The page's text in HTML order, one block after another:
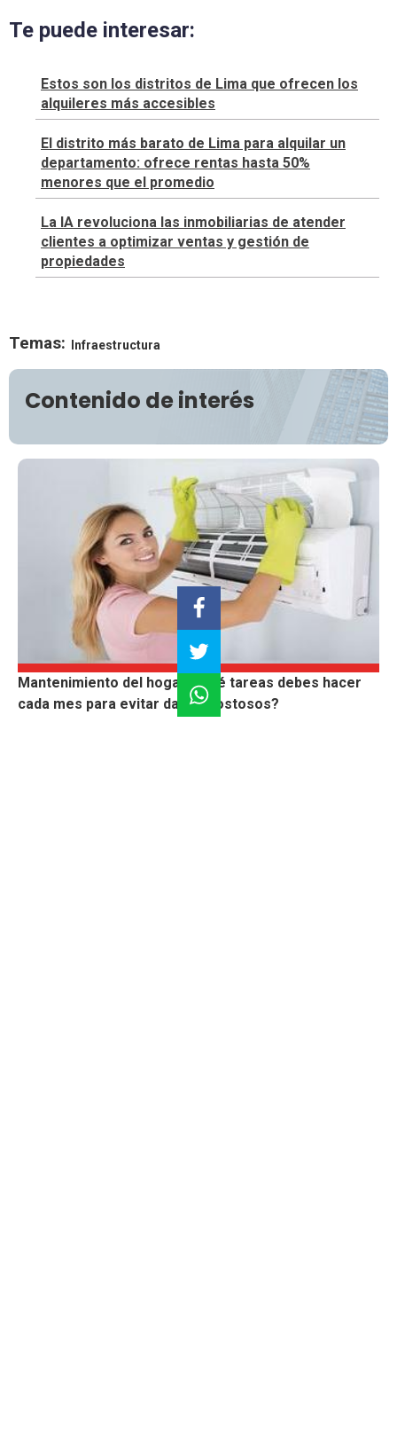
Te puede interesar:
Estos son los distritos de Lima que ofrecen los
alquileres más accesibles
El distrito más barato de Lima para alquilar un
departamento: ofrece rentas hasta 50%
menores que el promedio
La IA revoluciona las inmobiliarias de atender
clientes a optimizar ventas y gestión de
propiedades
Temas: Infraestructura
Contenido de interés
Mantenimiento del hogar: ¿qué tareas debes hacer
cada mes para evitar daños costosos?